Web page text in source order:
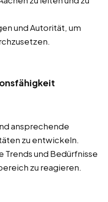
und Autorität, um
ansprechende
zu entwickeln.
Trends und Bedürfnisse
zu reagieren.